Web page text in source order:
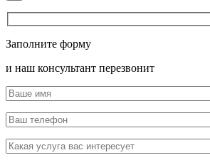
Заполните форму
и наш консультант перезвонит